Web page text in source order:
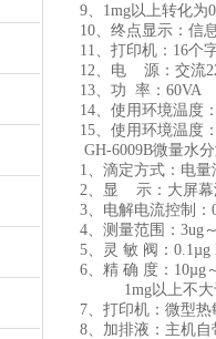
9、1mg以上转化为
10、终点显示：信
11、打印机：16个
12、电 源：交流
13、功 率：60VA
14、使用环境温度
15、使用环境温度
GH-6009B微量水
1、滴定方式：电
2、显 示：大屏幕
3、电解电流控制：
4、测量范围：3ug
5、灵 敏 阀：0.1µg
6、精 确 度：10µg
1mg以上不大
7、打印机：微型热
8、加排液：主机